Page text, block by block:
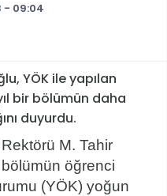
- 09:04
YÖK ile yapılan
bir bölümün daha
duyurdu.
M. Tahir
öğrenci
(YÖK) yoğun